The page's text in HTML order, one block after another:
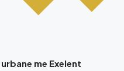
me Exelent